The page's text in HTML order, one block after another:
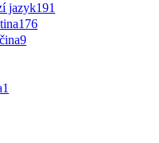
jazyk191
176
9
1